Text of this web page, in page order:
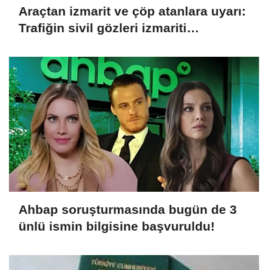
Araçtan izmarit ve çöp atanlara uyarı:
Trafiğin sivil gözleri izmariti
Ahbap soruşturmasında bugün de 3
ünlü ismin bilgisine başvuruldu!